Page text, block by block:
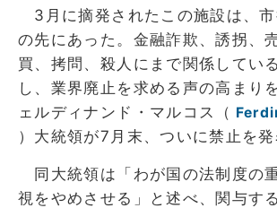
3月に摘発されたこの施設は、
の先にあった。金融詐欺、誘拐、
買、拷問、殺人にまで関係してい
し、業界廃止を求める声の高まり
ェルディナンド・マルコス（
）大統領が7月末、ついに禁止を発
同大統領は「わが国の法制度の
視をやめさせる」と述べ、関与す